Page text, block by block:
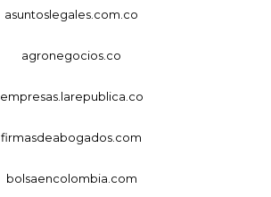
asuntoslegales.com.co
agronegocios.co
empresas.larepublica.co
firmasdeabogados.com
bolsaencolombia.com